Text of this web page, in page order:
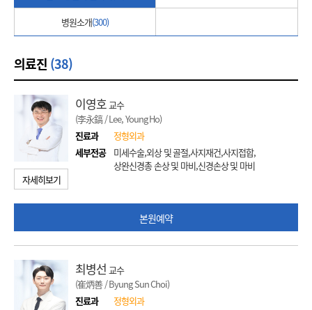
병원소개(300)
의료진 (38)
자세히보기
이영호교수
(李永鎬 / Lee, Young Ho)
진료과
정형외과
세부전공
미세수술,외상 및 골절,사지재건,사지접합,
상완신경총 손상 및 마비,신경손상 및 마비
본원예약
최병선 교수
(崔炳善 / Byung Sun Choi)
진료과
정형외과